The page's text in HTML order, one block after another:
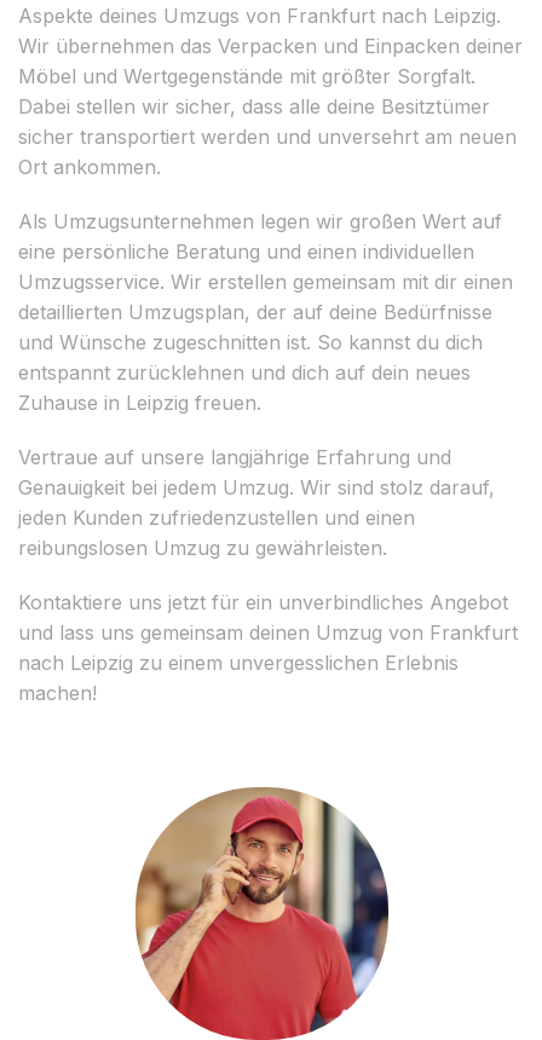
Aspekte deines Umzugs von Frankfurt nach Leipzig.
Wir übernehmen das Verpacken und Einpacken deiner
Möbel und Wertgegenstände mit größter Sorgfalt.
Dabei stellen wir sicher, dass alle deine Besitztümer
sicher transportiert werden und unversehrt am neuen
Ort ankommen.
Als Umzugsunternehmen legen wir großen Wert auf
eine persönliche Beratung und einen individuellen
Umzugsservice. Wir erstellen gemeinsam mit dir einen
detaillierten Umzugsplan, der auf deine Bedürfnisse
und Wünsche zugeschnitten ist. So kannst du dich
entspannt zurücklehnen und dich auf dein neues
Zuhause in Leipzig freuen.
Vertraue auf unsere langjährige Erfahrung und
Genauigkeit bei jedem Umzug. Wir sind stolz darauf,
jeden Kunden zufriedenzustellen und einen
reibungslosen Umzug zu gewährleisten.
Kontaktiere uns jetzt für ein unverbindliches Angebot
und lass uns gemeinsam deinen Umzug von Frankfurt
nach Leipzig zu einem unvergesslichen Erlebnis
machen!